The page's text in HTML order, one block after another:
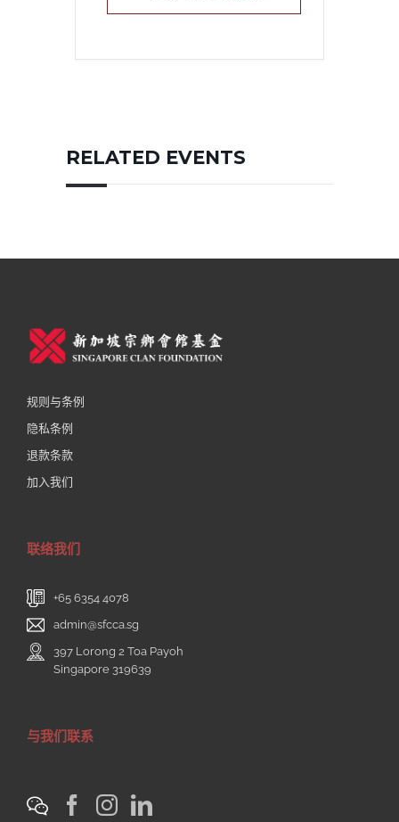
RELATED EVENTS
规则与条例
隐私条例
退款条款
加入我们
联络我们
+65 6354 4078
admin@sfcca.sg
397 Lorong 2 Toa Payoh
Singapore 319639
与我们联系